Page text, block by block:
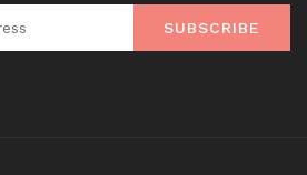
SUBSCRIBE